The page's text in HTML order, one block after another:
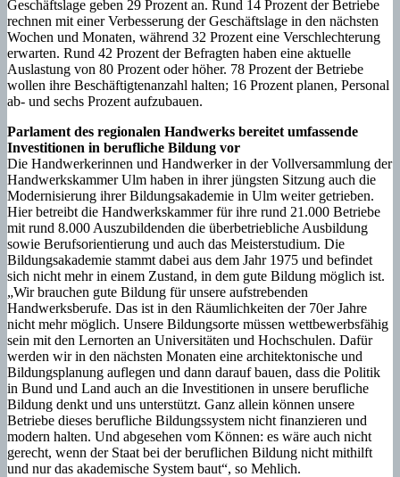
Geschäftslage geben 29 Prozent an. Rund 14 Prozent der Betriebe
rechnen mit einer Verbesserung der Geschäftslage in den nächsten
Wochen und Monaten, während 32 Prozent eine Verschlechterung
erwarten. Rund 42 Prozent der Befragten haben eine aktuelle
Auslastung von 80 Prozent oder höher. 78 Prozent der Betriebe
wollen ihre Beschäftigtenanzahl halten; 16 Prozent planen, Personal
ab- und sechs Prozent aufzubauen.
Parlament des regionalen Handwerks bereitet umfassende
Investitionen in berufliche Bildung vor
Die Handwerkerinnen und Handwerker in der Vollversammlung der
Handwerkskammer Ulm haben in ihrer jüngsten Sitzung auch die
Modernisierung ihrer Bildungsakademie in Ulm weiter getrieben.
Hier betreibt die Handwerkskammer für ihre rund 21.000 Betriebe
mit rund 8.000 Auszubildenden die überbetriebliche Ausbildung
sowie Berufsorientierung und auch das Meisterstudium. Die
Bildungsakademie stammt dabei aus dem Jahr 1975 und befindet
sich nicht mehr in einem Zustand, in dem gute Bildung möglich ist.
„Wir brauchen gute Bildung für unsere aufstrebenden
Handwerksberufe. Das ist in den Räumlichkeiten der 70er Jahre
nicht mehr möglich. Unsere Bildungsorte müssen wettbewerbsfähig
sein mit den Lernorten an Universitäten und Hochschulen. Dafür
werden wir in den nächsten Monaten eine architektonische und
Bildungsplanung auflegen und dann darauf bauen, dass die Politik
in Bund und Land auch an die Investitionen in unsere berufliche
Bildung denkt und uns unterstützt. Ganz allein können unsere
Betriebe dieses berufliche Bildungssystem nicht finanzieren und
modern halten. Und abgesehen vom Können: es wäre auch nicht
gerecht, wenn der Staat bei der beruflichen Bildung nicht mithilft
und nur das akademische System baut“, so Mehlich.